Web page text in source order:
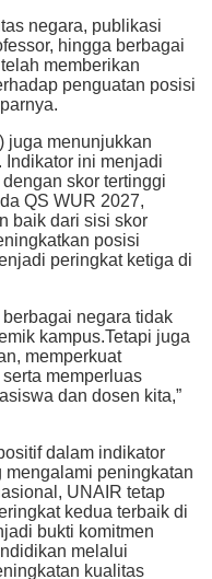
negara, publikasi
hingga berbagai
memberikan
penguatan posisi
juga menunjukkan
Indikator ini menjadi
skor tertinggi
QS WUR 2027,
baik dari sisi skor
posisi
peringkat ketiga di
negara tidak
kampus.Tetapi juga
memperkuat
memperluas
dan dosen kita,”
dalam indikator
mengalami peningkatan
UNAIR tetap
kedua terbaik di
bukti komitmen
melalui
kualitas